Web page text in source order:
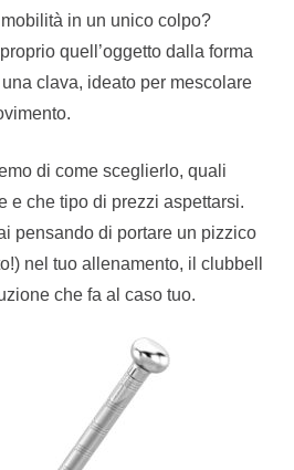
in un unico colpo?
quell’oggetto dalla forma
clava, ideato per mescolare
di come sceglierlo, quali
e che tipo di prezzi aspettarsi.
pensando di portare un pizzico
nel tuo allenamento, il clubbell
che fa al caso tuo.